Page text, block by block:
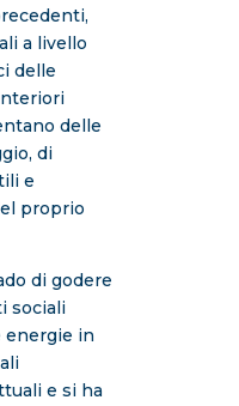
a livello
delle
delle
di
e
proprio
di godere
sociali
energie in
e si ha